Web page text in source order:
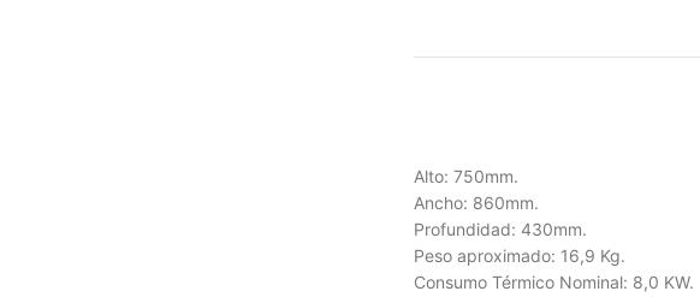
Alto: 750mm.
Ancho: 860mm.
Profundidad: 430mm.
Peso aproximado: 16,9 Kg.
Consumo Térmico Nominal: 8,0 KW.